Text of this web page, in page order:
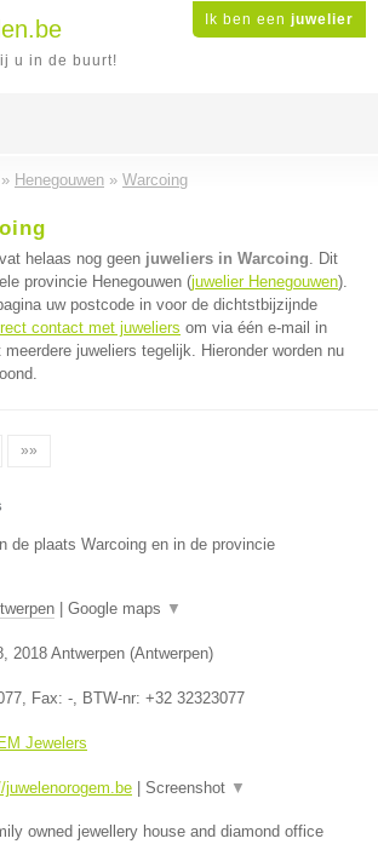
Ik ben een juwelier
u in de buurt!
» Henegouwen » Warcoing
helaas nog geen juweliers in Warcoing. Dit
provincie Henegouwen (juwelier Henegouwen).
uw postcode in voor de dichtstbijzijnde
contact met juweliers om via één e-mail in
juweliers tegelijk. Hieronder worden nu
»»
de plaats Warcoing en in de provincie
Google maps ▼
, 2018 Antwerpen (Antwerpen)
, Fax: -, BTW-nr: +32 32323077
Jewelers
juwelenorogem.be Screenshot ▼
owned jewellery house and diamond office